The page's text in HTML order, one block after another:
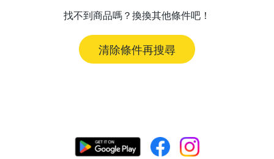
找不到商品嗎？換換其他條件吧！
清除條件再搜尋